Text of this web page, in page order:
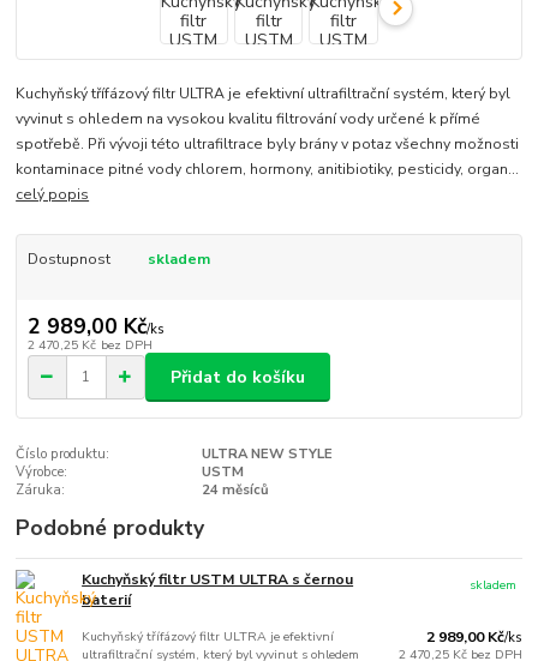
Kuchyňský třífázový filtr ULTRA je efektivní ultrafiltrační systém, který byl
vyvinut s ohledem na vysokou kvalitu filtrování vody určené k přímé
spotřebě. Při vývoji této ultrafiltrace byly brány v potaz všechny možnosti
kontaminace pitné vody chlorem, hormony, anitibiotiky, pesticidy, organ...
celý popis
Dostupnost skladem
2 989,00 Kč/ks
2 470,25 Kč bez DPH
Přidat do košíku
Číslo produktu:
ULTRA NEW STYLE
Výrobce:
USTM
Záruka:
24 měsíců
Podobné produkty
Kuchyňský filtr USTM ULTRA s černou
baterií
Kuchyňský třífázový filtr ULTRA je efektivní
ultrafiltrační systém, který byl vyvinut s ohledem
2 989,00 Kč/ks
2 470,25 Kč bez DPH
skladem